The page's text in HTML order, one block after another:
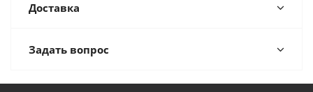
Доставка
Задать вопрос